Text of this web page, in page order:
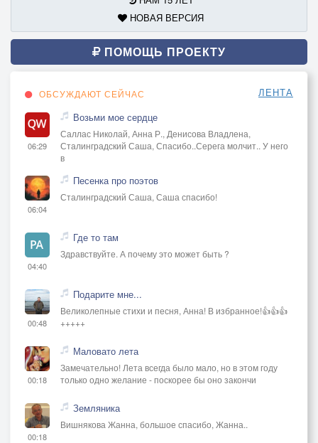
НОВАЯ ВЕРСИЯ
ПОМОЩЬ ПРОЕКТУ
ОБСУЖДАЮТ СЕЙЧАС ЛЕНТА
06:29
Возьми мое сердце
Саллас Николай, Анна Р., Денисова Владлена,
Сталинградский Саша, Спасибо..Серега молчит.. У него
в
06:04
Песенка про поэтов
Сталинградский Саша, Саша спасибо!
04:40
Где то там
Здравствуйте. А почему это может быть ?
00:48
Подарите мне...
Великолепные стихи и песня, Анна! В избранное!👍👍👍
+++++
00:18
Маловато лета
Замечательно! Лета всегда было мало, но в этом году
только одно желание - поскорее бы оно закончи
00:18
Земляника
Вишнякова Жанна, большое спасибо, Жанна..